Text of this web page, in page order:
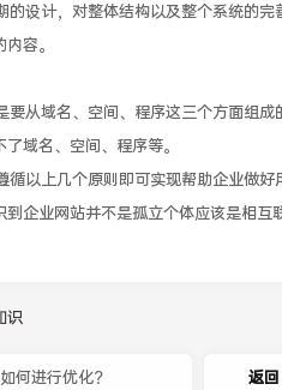
计，对整体结构以及整个系统的完
容。
域名、空间、程序这三个方面组成
域名、空间、程序等。
上几个原则即可实现帮助企业做好
企业网站并不是孤立个体应该是相互
识
何进行优化？ 返回